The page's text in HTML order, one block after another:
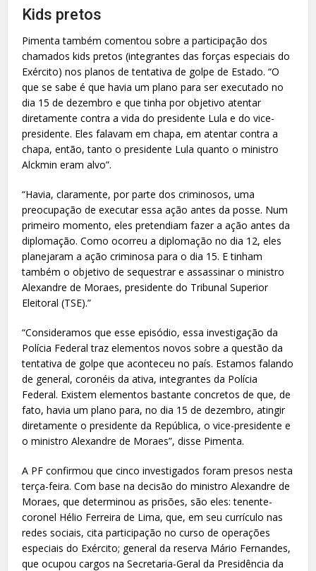
Kids pretos
Pimenta também comentou sobre a participação dos
chamados kids pretos (integrantes das forças especiais do
Exército) nos planos de tentativa de golpe de Estado. “O
que se sabe é que havia um plano para ser executado no
dia 15 de dezembro e que tinha por objetivo atentar
diretamente contra a vida do presidente Lula e do vice-
presidente. Eles falavam em chapa, em atentar contra a
chapa, então, tanto o presidente Lula quanto o ministro
Alckmin eram alvo”.
“Havia, claramente, por parte dos criminosos, uma
preocupação de executar essa ação antes da posse. Num
primeiro momento, eles pretendiam fazer a ação antes da
diplomação. Como ocorreu a diplomação no dia 12, eles
planejaram a ação criminosa para o dia 15. E tinham
também o objetivo de sequestrar e assassinar o ministro
Alexandre de Moraes, presidente do Tribunal Superior
Eleitoral (TSE).”
“Consideramos que esse episódio, essa investigação da
Polícia Federal traz elementos novos sobre a questão da
tentativa de golpe que aconteceu no país. Estamos falando
de general, coronéis da ativa, integrantes da Polícia
Federal. Existem elementos bastante concretos de que, de
fato, havia um plano para, no dia 15 de dezembro, atingir
diretamente o presidente da República, o vice-presidente e
o ministro Alexandre de Moraes”, disse Pimenta.
A PF confirmou que cinco investigados foram presos nesta
terça-feira. Com base na decisão do ministro Alexandre de
Moraes, que determinou as prisões, são eles: tenente-
coronel Hélio Ferreira de Lima, que, em seu currículo nas
redes sociais, cita participação no curso de operações
especiais do Exército; general da reserva Mário Fernandes,
que ocupou cargos na Secretaria-Geral da Presidência da